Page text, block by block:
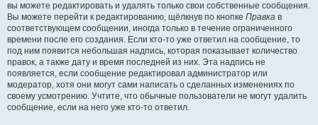
вы можете редактировать и удалять только свои собственные сообщения.
Вы можете перейти к редактированию, щёлкнув по кнопке Правка в
соответствующем сообщении, иногда только в течение ограниченного
времени после его создания. Если кто-то уже ответил на сообщение, то
под ним появится небольшая надпись, которая показывает количество
правок, а также дату и время последней из них. Эта надпись не
появляется, если сообщение редактировал администратор или
модератор, хотя они могут сами написать о сделанных изменениях по
своему усмотрению. Учтите, что обычные пользователи не могут удалить
сообщение, если на него уже кто-то ответил.